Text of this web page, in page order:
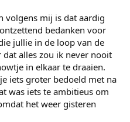
volgens mij is dat aardig
bedanken voor
jullie in de loop van de
alles zou ik never nooit
in elkaar te draaien.
iets groter bedoeld met na
was iets te ambitieus om
het weer gisteren